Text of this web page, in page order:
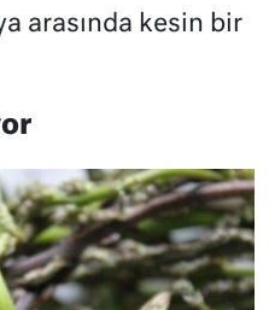
arasında kesin bir